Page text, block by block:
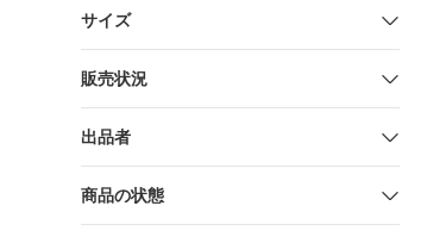
サイズ
販売状況
出品者
商品の状態